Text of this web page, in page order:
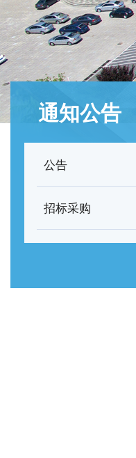
通知公告
公告
招标采购